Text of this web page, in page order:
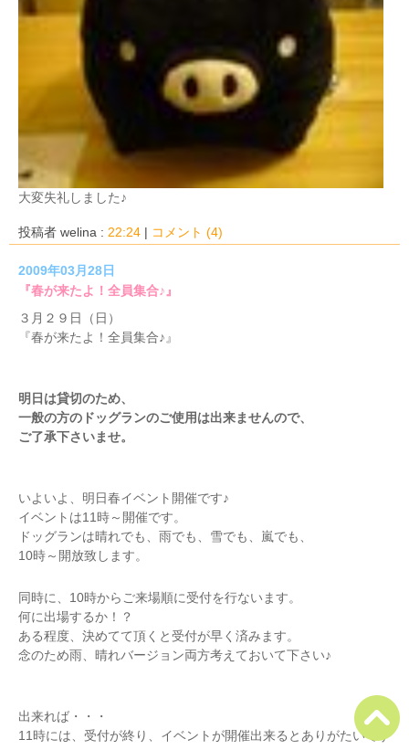
大変失礼しました♪
投稿者 welina : 22:24 | コメント (4)
2009年03月28日
『春が来たよ！全員集合♪』
３月２９日（日）
『春が来たよ！全員集合♪』
明日は貸切のため、
一般の方のドッグランのご使用は出来ませんので、
ご了承下さいませ。
いよいよ、明日春イベント開催です♪
イベントは11時～開催です。
ドッグランは晴れでも、雨でも、雪でも、嵐でも、
10時～開放致します。
同時に、10時からご来場順に受付を行ないます。
何に出場するか！？
ある程度、決めてて頂くと受付が早く済みます。
念のため雨、晴れバージョン両方考えておいて下さい♪
出来れば・・・
11時には、受付が終り、イベントが開催出来るとありがたいです